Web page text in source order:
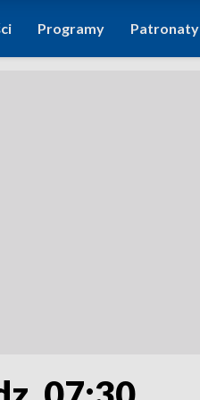
Programy Patronaty